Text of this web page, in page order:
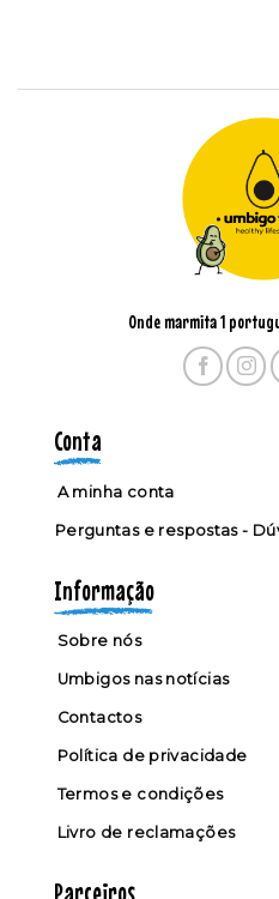
Onde marmita 1
Conta
A minha conta
Perguntas e respostas -
Informação
Sobre nós
Umbigos nas notícias
Contactos
Política de privacidade
Termos e condições
Livro de reclamações
Parceiros